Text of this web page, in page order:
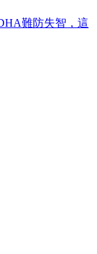
難防失智，這